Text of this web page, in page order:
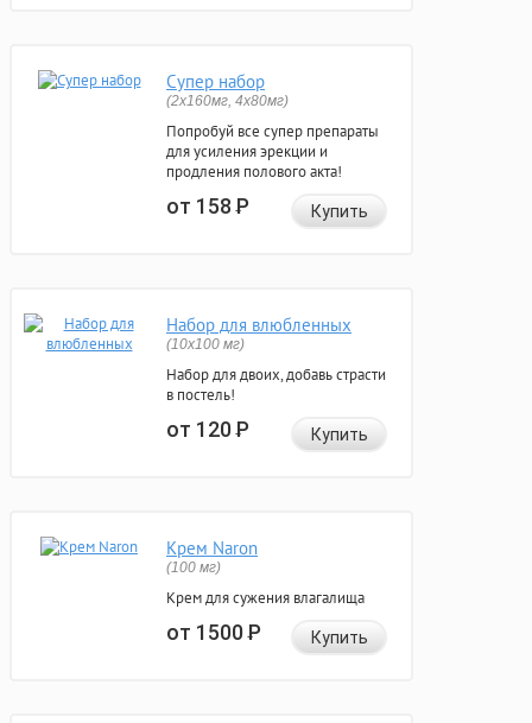
Супер набор
(2х160мг, 4х80мг)
Попробуй все супер препараты
для усиления эрекции и
продления полового акта!
от 158Р Купить
Набор для влюбленных
(10х100 мг)
Набор для двоих, добавь страсти
в постель!
от 120Р Купить
Крем Naron
(100 мг)
Крем для сужения влагалища
от 1500Р Купить